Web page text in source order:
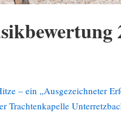
– ein „Ausgezeichneter
Trachtenkapelle